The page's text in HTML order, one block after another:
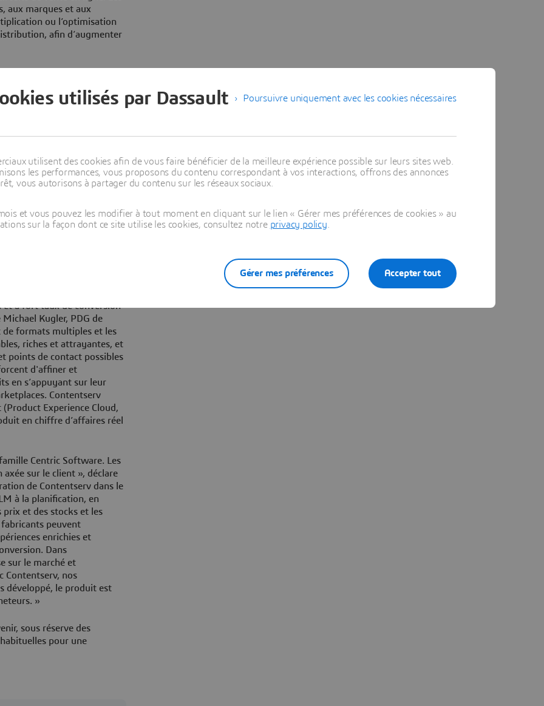
aux marques et aux
ou l’optimisation
afin d’augmenter
dans 90 pays, ont
une accélération de
de 75% de la fiabilité des
des canaux de vente
mode et des biens de
tendances de
gestion des stocks (UGS),
magasins en propre, les
La récupération et
à la
non seulement de
les ventes et de
des consommateurs
contextualisées et
les données produit,
et à fort taux de conversion
Kugler, PDG de
de formats multiples et les
riches et attrayantes, et
points de contact possibles
d'affiner et
en s’appuyant sur leur
Contentserv
Experience Cloud,
en chiffre d’affaires réel
Centric Software. Les
sur le client », déclare
de Contentserv dans le
à la planification, en
et des stocks et les
peuvent
enrichies et
Dans
sur le marché et
Contentserv, nos
développé, le produit est
»
sous réserve des
pour une
Poursuivre uniquement avec les cookies nécessaires
utilisés par Dassault
utilisent des cookies afin de vous faire bénéficier de la meilleure expérience possible sur leurs sites web.
les performances, vous proposons du contenu correspondant à vos interactions, offrons des annonces
vous autorisons à partager du contenu sur les réseaux sociaux.
et vous pouvez les modifier à tout moment en cliquant sur le lien « Gérer mes préférences de cookies » au
sur la façon dont ce site utilise les cookies, consultez notre privacy policy
Accepter tout
Gérer mes préférences